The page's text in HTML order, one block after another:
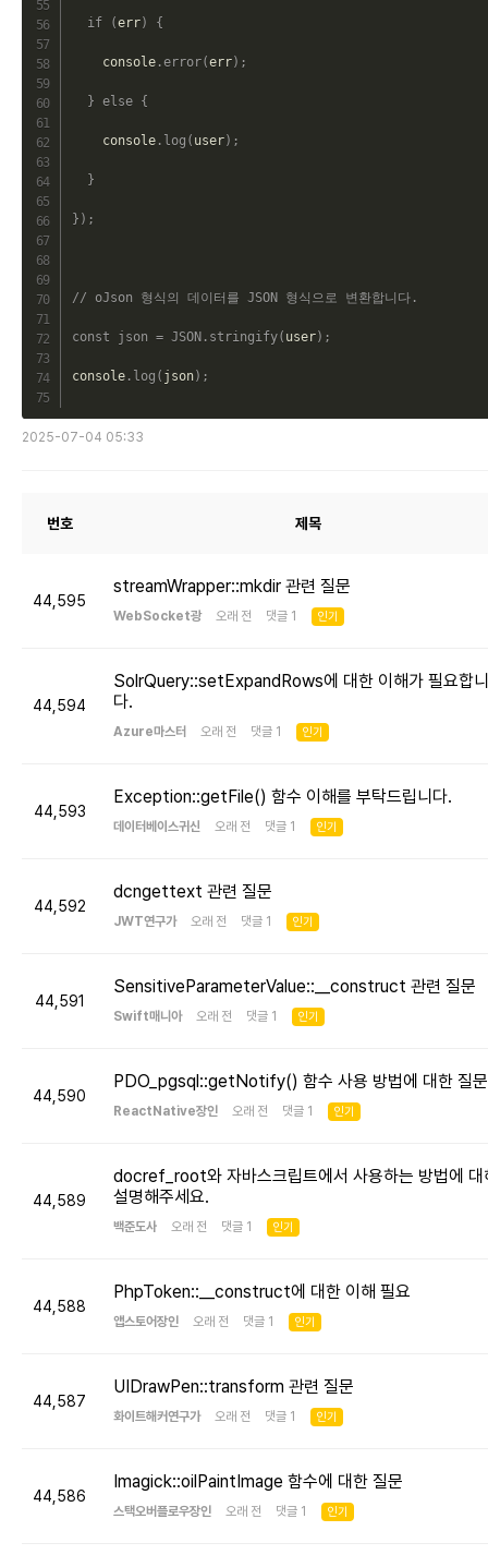
if (err) {
    console
.error(err) ;
} else {
    console
. log ( user) ;
}
} ) ;
// oJson 형식의 데이터를 JSON 형식으로 변환합니다.
const json = JSON . stringify( user) ;
console. log ( json) ;
2025-07-04 05:33
번호 제목
44,595
streamWrapper::mkdir 관련 질문
WebSocket광 오래 전 댓글 1 인기
44,594
SolrQuery::setExpandRows에 대한 이해가 필요합니
다.
Azure마스터 오래 전 댓글 1 인기
44,593
Exception::getFile() 함수 이해를 부탁드립니다.
데이터베이스귀신 오래 전 댓글 1 인기
44,592
dcngettext 관련 질문
JWT연구가 오래 전 댓글 1 인기
44,591
SensitiveParameterValue::__construct 관련 질문
Swift매니아 오래 전 댓글 1 인기
44,590
PDO_pgsql::getNotify() 함수 사용 방법에 대한 질문
ReactNative장인 오래 전 댓글 1 인기
44,589
docref_root와 자바스크립트에서 사용하는 방법에 대
설명해주세요.
백준도사 오래 전 댓글 1 인기
44,588
PhpToken::__construct에 대한 이해 필요
앱스토어장인 오래 전 댓글 1 인기
44,587
UIDrawPen::transform 관련 질문
화이트해커연구가 오래 전 댓글 1 인기
44,586
Imagick::oilPaintImage 함수에 대한 질문
스택오버플로우장인 오래 전 댓글 1 인기